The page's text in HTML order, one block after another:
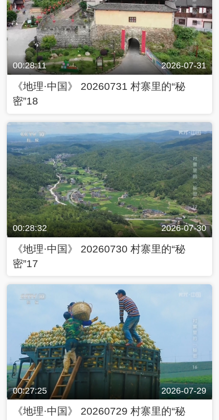
00:28:11 2026-07-31
《地理·中国》 20260731 村寨里的“秘
密”18
00:28:32 2026-07-30
《地理·中国》 20260730 村寨里的“秘
密”17
00:27:25 2026-07-29
《地理·中国》 20260729 村寨里的“秘